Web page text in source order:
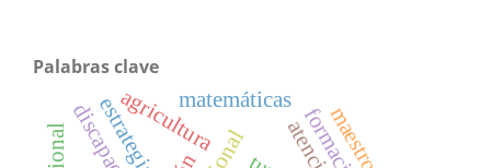
Palabras clave
agricultura
estrategia matemáticas